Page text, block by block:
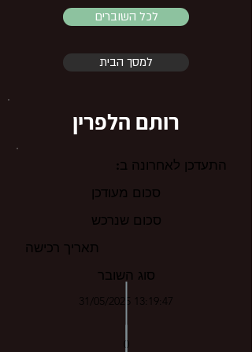
לכל השוברים
למסך הבית
רותם הלפרין
התעדכן לאחרונה ב:
סכום מעודכן
סכום שנרכש
תאריך רכישה
סוג השובר
31/05/2025 13:19:47
0